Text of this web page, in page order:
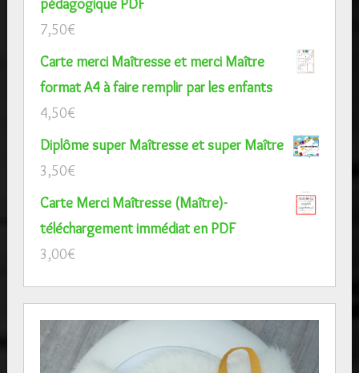
pédagogique PDF
7,50€
Carte merci Maîtresse et merci Maître
format A4 à faire remplir par les enfants
4,50€
Diplôme super Maîtresse et super Maître
3,50€
Carte Merci Maîtresse (Maître)-
téléchargement immédiat en PDF
3,00€